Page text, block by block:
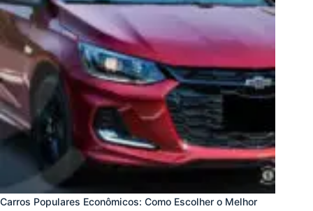
Carros Populares Econômicos: Como Escolher o Melhor